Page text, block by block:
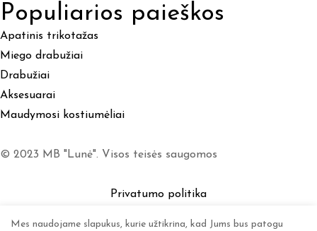
Populiarios paieškos
Apatinis trikotažas
Miego drabužiai
Drabužiai
Aksesuarai
Maudymosi kostiumėliai
© 2023 MB "Lunė". Visos teisės saugomos
Privatumo politika
Mes naudojame slapukus, kurie užtikrina, kad Jums bus patogu